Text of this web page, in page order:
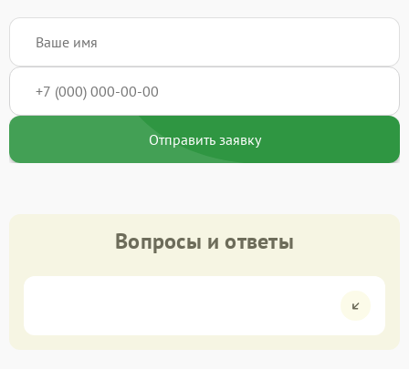
Отправить заявку
Вопросы и ответы